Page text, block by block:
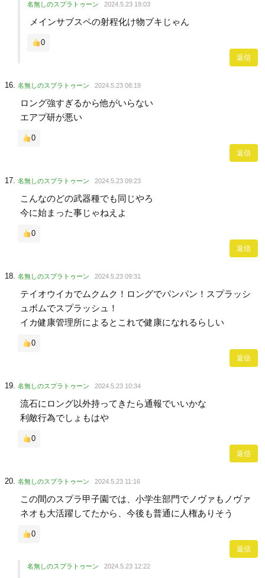
名無しのスプラトゥーン 2024.5.23 19:03
メインサブスペの射程化け物ブキじゃん
0
返信
名無しのスプラトゥーン 2024.5.23 08:19
ロング強すぎるから他がいらない
エアプ研が悪い
0
返信
名無しのスプラトゥーン 2024.5.23 09:23
こんなのどの武器種でも同じやろ
今に始まった事じゃねえよ
0
返信
名無しのスプラトゥーン 2024.5.23 09:31
テイオウイカでムクムク！ロングでパンパン！スプラッシ
ュボムでスプラッシュ！
イカ健康管理所によるとこれで健康になれるらしい
0
返信
名無しのスプラトゥーン 2024.5.23 10:34
流石にロング以外持ってきたら通報でいいかな
利敵行為でしょもはや
0
返信
名無しのスプラトゥーン 2024.5.23 11:16
この間のスプラ甲子園では、小学生部門でノヴァもノヴァ
ネオも大活躍してたから、今後も普通に人権ありそう
0
返信
名無しのスプラトゥーン 2024.5.23 12:22